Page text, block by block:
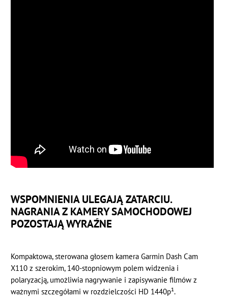
WSPOMNIENIA ULEGAJĄ ZATARCIU.
NAGRANIA Z KAMERY SAMOCHODOWEJ
POZOSTAJĄ WYRAŹNE
Kompaktowa, sterowana głosem kamera Garmin Dash Cam
X110 z szerokim, 140-stopniowym polem widzenia i
polaryzacją, umożliwia nagrywanie i zapisywanie filmów z
ważnymi szczegółami w rozdzielczości HD 1440p¹.